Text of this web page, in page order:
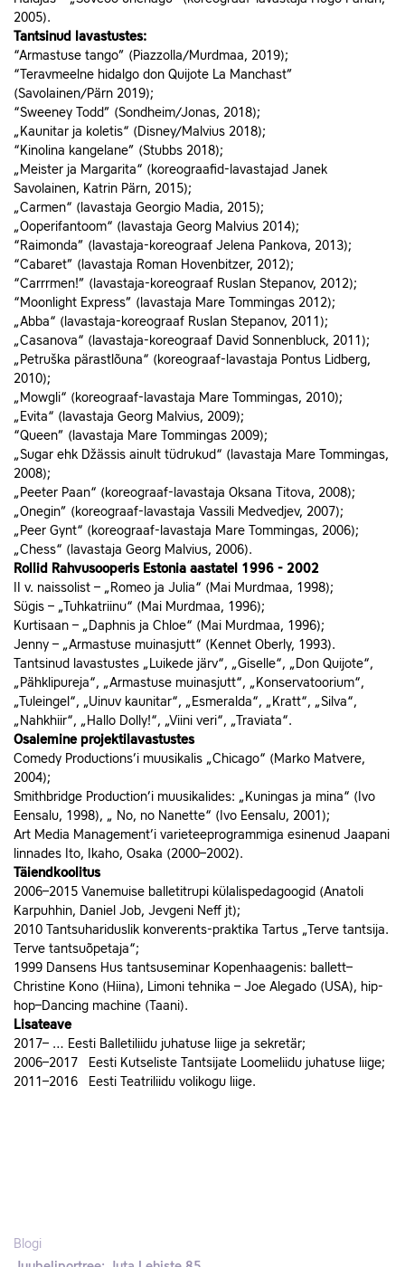
2005).
Tantsinud lavastustes:
“Armastuse tango” (Piazzolla/Murdmaa, 2019);
“Teravmeelne hidalgo don Quijote La Manchast”
(Savolainen/Pärn 2019);
“Sweeney Todd” (Sondheim/Jonas, 2018);
„Kaunitar ja koletis“ (Disney/Malvius 2018);
“Kinolina kangelane” (Stubbs 2018);
„Meister ja Margarita“ (koreograafid-lavastajad Janek
Savolainen, Katrin Pärn, 2015);
„Carmen“ (lavastaja Georgio Madia, 2015);
„Ooperifantoom“ (lavastaja Georg Malvius 2014);
“Raimonda” (lavastaja-koreograaf Jelena Pankova, 2013);
“Cabaret” (lavastaja Roman Hovenbitzer, 2012);
“Carrrmen!” (lavastaja-koreograaf Ruslan Stepanov, 2012);
“Moonlight Express” (lavastaja Mare Tommingas 2012);
„Abba“ (lavastaja-koreograaf Ruslan Stepanov, 2011);
„Casanova“ (lavastaja-koreograaf David Sonnenbluck, 2011);
„Petruška pärastlõuna“ (koreograaf-lavastaja Pontus Lidberg,
2010);
„Mowgli“ (koreograaf-lavastaja Mare Tommingas, 2010);
„Evita“ (lavastaja Georg Malvius, 2009);
“Queen” (lavastaja Mare Tommingas 2009);
„Sugar ehk Džässis ainult tüdrukud“ (lavastaja Mare Tommingas,
2008);
„Peeter Paan“ (koreograaf-lavastaja Oksana Titova, 2008);
„Onegin” (koreograaf-lavastaja Vassili Medvedjev, 2007);
„Peer Gynt“ (koreograaf-lavastaja Mare Tommingas, 2006);
„Chess“ (lavastaja Georg Malvius, 2006).
Rollid Rahvusooperis Estonia aastatel 1996 - 2002
II v. naissolist – „Romeo ja Julia“ (Mai Murdmaa, 1998);
Sügis – „Tuhkatriinu“ (Mai Murdmaa, 1996);
Kurtisaan – „Daphnis ja Chloe“ (Mai Murdmaa, 1996);
Jenny – „Armastuse muinasjutt“ (Kennet Oberly, 1993).
Tantsinud lavastustes „Luikede järv“, „Giselle“, „Don Quijote“,
„Pähklipureja“, „Armastuse muinasjutt“, „Konservatoorium“,
„Tuleingel“, „Uinuv kaunitar“, „Esmeralda“, „Kratt“, „Silva“,
„Nahkhiir“, „Hallo Dolly!“, „Viini veri“, „Traviata“.
Osalemine projektilavastustes
Comedy Productions’i muusikalis „Chicago“ (Marko Matvere,
2004);
Smithbridge Production’i muusikalides: „Kuningas ja mina“ (Ivo
Eensalu, 1998), „ No, no Nanette“ (Ivo Eensalu, 2001);
Art Media Management’i varieteeprogrammiga esinenud Jaapani
linnades Ito, Ikaho, Osaka (2000–2002).
Täiendkoolitus
2006–2015 Vanemuise balletitrupi külalispedagoogid (Anatoli
Karpuhhin, Daniel Job, Jevgeni Neff jt);
2010 Tantsuhariduslik konverents-praktika Tartus „Terve tantsija.
Terve tantsuõpetaja“;
1999 Dansens Hus tantsuseminar Kopenhaagenis: ballett–
Christine Kono (Hiina), Limoni tehnika – Joe Alegado (USA), hip-
hop–Dancing machine (Taani).
Lisateave
2017– … Eesti Balletiliidu juhatuse liige ja sekretär;
2006–2017 Eesti Kutseliste Tantsijate Loomeliidu juhatuse liige;
2011–2016 Eesti Teatriliidu volikogu liige.
Blogi